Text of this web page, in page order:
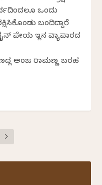
ಒಂದು
ಬಂದಿದ್ದಾರೆ
ಪೇಯ ಇಲ್ಲಿನ ವ್ಯಾಪಾರದ
ಅಂಜಲಿ ರಾಮಣ್ಣ ಬರಹ